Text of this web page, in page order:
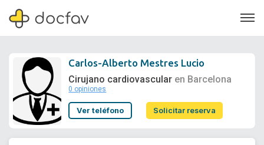
Soporte
Carlos-Alberto Mestres Lucio
Cirujano cardiovascular en Barcelona
0 opiniones
Ver teléfono Solicitar reserva